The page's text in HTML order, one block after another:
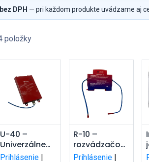
bez DPH — pri každom produkte uvádzame aj
položky
Pridať do
košíka
U-40 –
Univerzálne
aerosolové
Prihlásenie|
Pridať do
košíka
R-10 –
rozvádzačový
hasiaci
Prihlásenie|